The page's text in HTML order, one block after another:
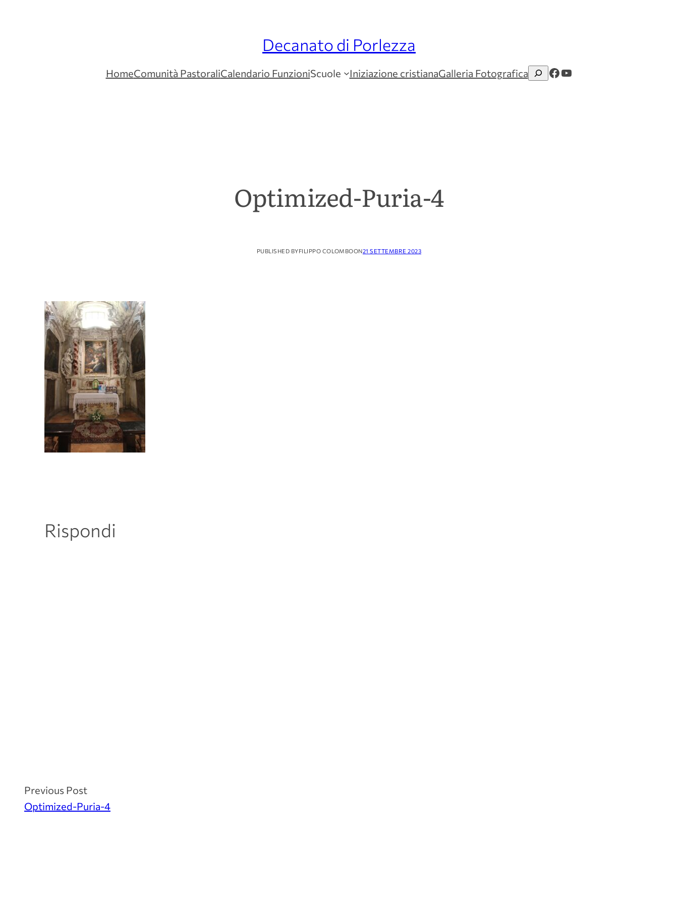
Decanato di Porlezza
HomeComunità PastoraliCalendario FunzioniScuole Iniziazione cristianaGalleria FotograficaCercaFacebook
YouTube
Optimized-Puria-4
PUBLISHED BYFILIPPO COLOMBOON21 SETTEMBRE 2023
Rispondi
Previous Post
Optimized-Puria-4